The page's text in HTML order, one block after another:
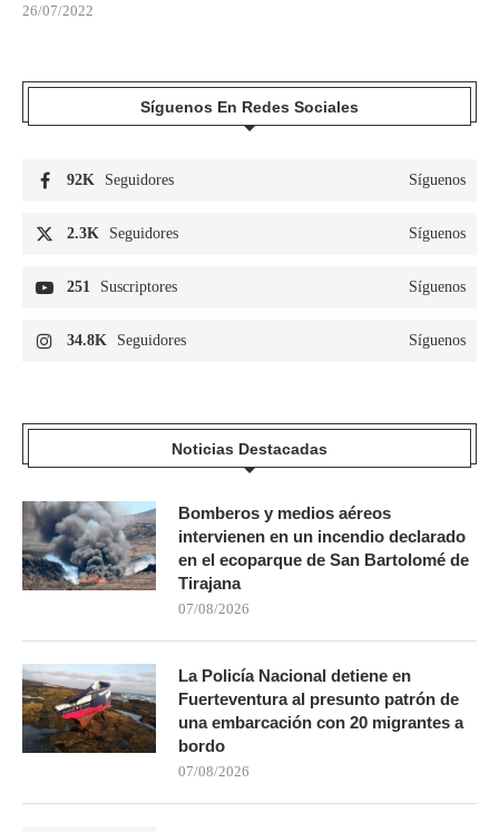
26/07/2022
Síguenos En Redes Sociales
92K Seguidores Síguenos
2.3K Seguidores Síguenos
251 Suscriptores Síguenos
34.8K Seguidores Síguenos
Noticias Destacadas
Bomberos y medios aéreos
intervienen en un incendio declarado
en el ecoparque de San Bartolomé de
Tirajana
07/08/2026
La Policía Nacional detiene en
Fuerteventura al presunto patrón de
una embarcación con 20 migrantes a
bordo
07/08/2026